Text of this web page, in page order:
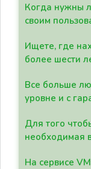
Когда нужны
своим
Ищете, где
более шести
Все больше
уровне и с
Для того
необходимая
На сервисе